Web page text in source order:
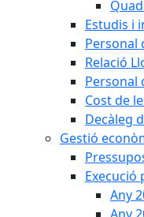
Estudis i
Personal
Relació
Personal
Cost de
Decàleg
Gestió
Any